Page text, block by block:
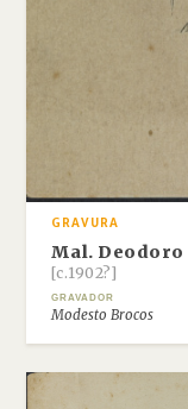
GRAVURA
Mal. Deodoro
[c.1902?]
GRAVADOR
Modesto Brocos